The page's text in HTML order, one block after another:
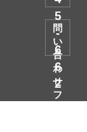
5
-
6
6
2
-
問
い
合
わ
せ
フ